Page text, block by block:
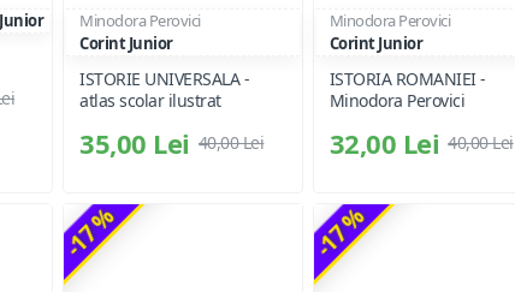
Minodora Perovici
Corint Junior
ISTORIE UNIVERSALA -
atlas scolar ilustrat
35,00 Lei 40,00 Lei
Minodora Perovici
Corint Junior
ISTORIA ROMANIEI -
Minodora Perovici
32,00 Lei 40,00 Lei
-17 % -17 %